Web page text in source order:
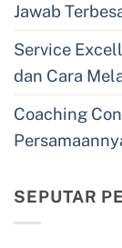
Jawab
Service
dan Cara
Coaching
SEPUTAR